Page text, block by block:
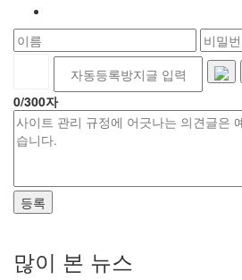
0/300자
등록
많이 본 뉴스